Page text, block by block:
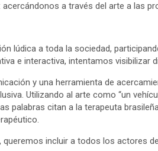
a través del arte a las
lúdica a toda la sociedad,
e interactiva, intentamos visibilizar
y una herramienta de
Utilizando al arte como “un
palabras citan a la terapeuta
queremos incluir a todos los actores